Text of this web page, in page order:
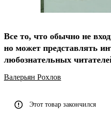
Все то, что обычно не
но может представлять
любознательных
Валерьян Рохлов
Этот товар закончился